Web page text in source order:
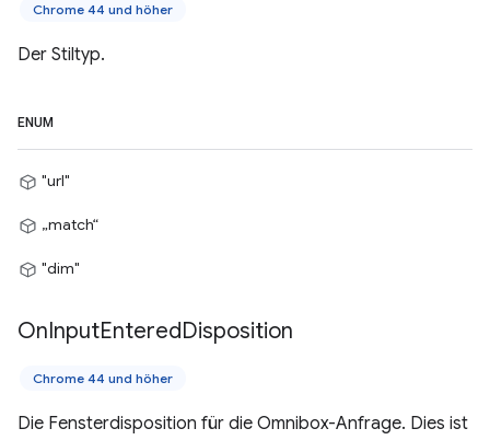
Chrome 44 und höher
Der Stiltyp.
ENUM
"url"
„match“
"dim"
OnInputEnteredDisposition
Chrome 44 und höher
Die Fensterdisposition für die Omnibox-Anfrage. Dies ist